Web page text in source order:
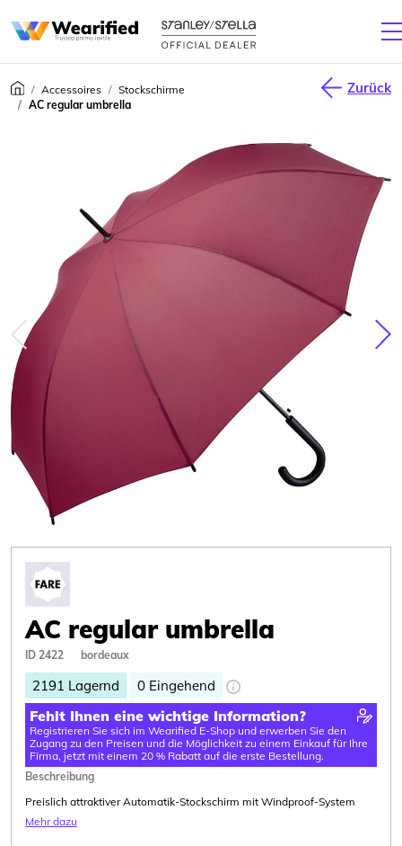
Accessoires
Stockschirme
AC regular umbrella
Zurück
AC regular umbrella
ID 2422 bordeaux
2191 Lagernd 0 Eingehend
Fehlt Ihnen eine wichtige Information?
Registrieren Sie sich im Wearified E-Shop und erwerben Sie den
Zugang zu den Preisen und die Möglichkeit zu einem Einkauf für Ihre
Firma, jetzt mit einem 20 % Rabatt auf die erste Bestellung.
Beschreibung
Preislich attraktiver Automatik-Stockschirm mit Windproof-System
Mehr dazu